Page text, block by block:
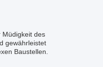
Müdigkeit des
gewährleistet
Baustellen.